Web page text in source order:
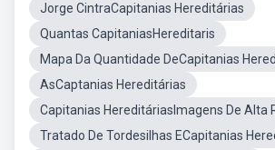
Jorge CintraCapitanias Hereditárias
Quantas CapitaniasHereditaris
Mapa Da Quantidade DeCapitanias
AsCaptanias Hereditárias
Capitanias HereditáriasImagens De Alta
Tratado De Tordesilhas ECapitanias